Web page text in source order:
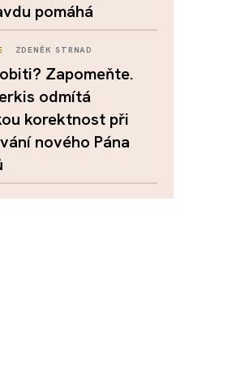
pomáhá
ZDENĚK STRNAD
Zapomeňte.
odmítá
korektnost při
nového Pána